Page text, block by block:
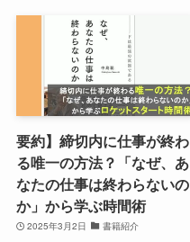
要約】締切内に仕事が終わ
る唯一の方法？「なぜ、あ
なたの仕事は終わらないの
か」から学ぶ時間術
2025年3月2日 書籍紹介